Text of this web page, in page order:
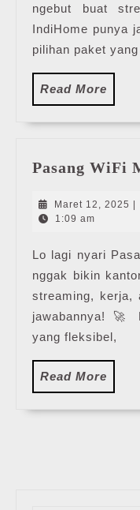
ngebut buat
IndiHome punya
pilihan paket yang
Read More
More
Pasang WiFi
Maret 12, 2025
1:09 am
Lo lagi nyari
nggak bikin
streaming, kerja,
jawabannya! 🚀
yang fleksibel,
Read More
More